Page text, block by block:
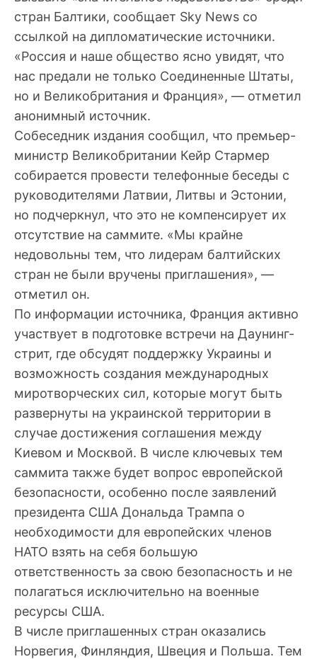
стран Балтики, сообщает Sky News со
ссылкой на дипломатические источники.
«Россия и наше общество ясно увидят, что
нас предали не только Соединенные Штаты,
но и Великобритания и Франция», — отметил
анонимный источник.
Собеседник издания сообщил, что премьер-
министр Великобритании Кейр Стармер
собирается провести телефонные беседы с
руководителями Латвии, Литвы и Эстонии,
но подчеркнул, что это не компенсирует их
отсутствие на саммите. «Мы крайне
недовольны тем, что лидерам балтийских
стран не были вручены приглашения», —
отметил он.
По информации источника, Франция активно
участвует в подготовке встречи на Даунинг-
стрит, где обсудят поддержку Украины и
возможность создания международных
миротворческих сил, которые могут быть
развернуты на украинской территории в
случае достижения соглашения между
Киевом и Москвой. В числе ключевых тем
саммита также будет вопрос европейской
безопасности, особенно после заявлений
президента США Дональда Трампа о
необходимости для европейских членов
НАТО взять на себя большую
ответственность за свою безопасность и не
полагаться исключительно на военные
ресурсы США.
В числе приглашенных стран оказались
Норвегия, Финляндия, Швеция и Польша. Тем